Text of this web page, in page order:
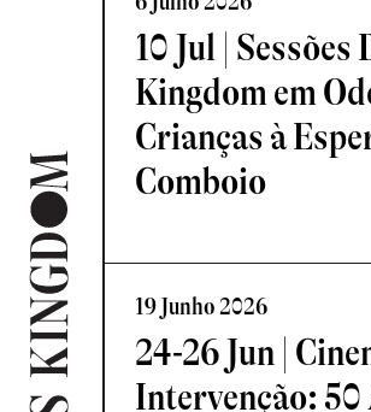
10 Jul | Sessões
Kingdom em
Crianças à
Comboio
19 Junho 2026
24-26 Jun |
Intervenção: 50